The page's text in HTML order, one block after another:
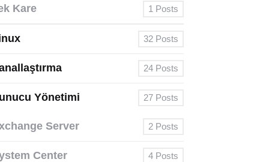
Kare 1 Posts
32 Posts
24 Posts
Yönetimi 27 Posts
Server 2 Posts
Center 4 Posts